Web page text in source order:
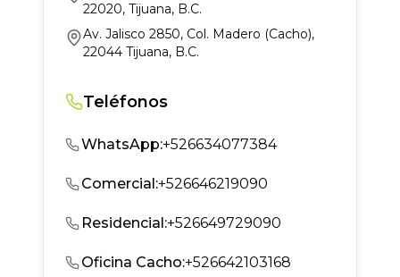
22020, Tijuana, B.C.
Av. Jalisco 2850, Col. Madero (Cacho),
22044 Tijuana, B.C.
Teléfonos
WhatsApp:+526634077384
Comercial:+526646219090
Residencial:+526649729090
Oficina Cacho:+526642103168